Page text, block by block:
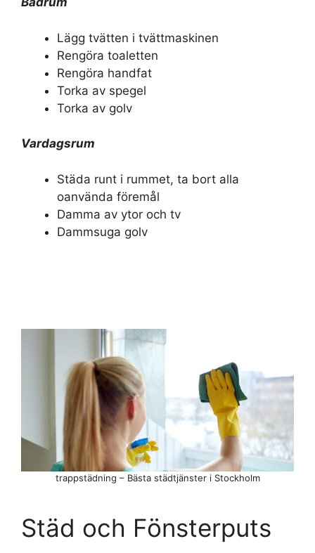
Lägg tvätten i tvättmaskinen
Rengöra toaletten
Rengöra handfat
Torka av spegel
Torka av golv
Vardagsrum
Städa runt i rummet, ta bort alla
oanvända föremål
Damma av ytor och tv
Dammsuga golv
trappstädning – Bästa städtjänster i Stockholm
Städ och Fönsterputs